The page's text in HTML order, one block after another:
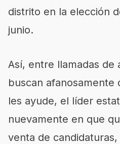
distrito en la elección
junio.
Así, entre llamadas de
buscan afanosamente
les ayude, el líder
nuevamente en que
venta de